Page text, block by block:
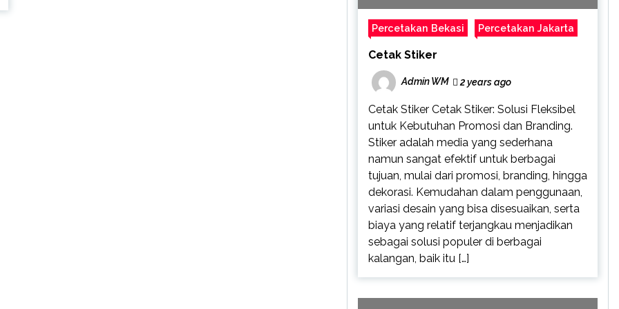
Percetakan Bekasi Percetakan Jakarta
Cetak Stiker
Admin WM 2 years ago
Cetak Stiker Cetak Stiker: Solusi Fleksibel
untuk Kebutuhan Promosi dan Branding.
Stiker adalah media yang sederhana
namun sangat efektif untuk berbagai
tujuan, mulai dari promosi, branding, hingga
dekorasi. Kemudahan dalam penggunaan,
variasi desain yang bisa disesuaikan, serta
biaya yang relatif terjangkau menjadikan
sebagai solusi populer di berbagai
kalangan, baik itu […]